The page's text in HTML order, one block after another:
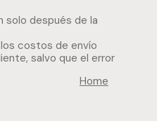
solo después de la
costos de envío
salvo que el error
Home